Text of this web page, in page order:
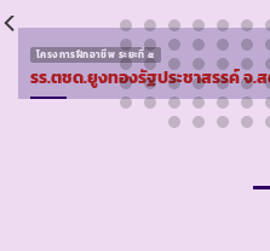
โครงการฝึกอาชีพ ระยะที่ ๕
รร.ตชด.ยูงทองรัฐประชาสรรค์ จ.